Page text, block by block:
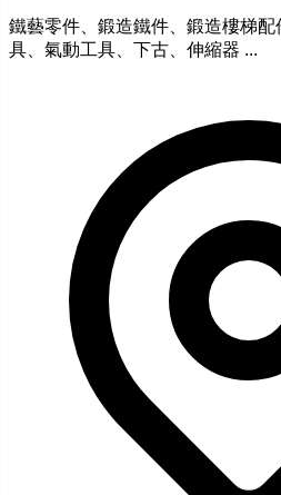
鐵藝零件、鍛造鐵件、鍛造樓梯
具、氣動工具、下古、伸縮器 ...